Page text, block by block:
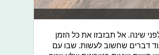
שינה. אל תבזבזו את כל הזמן
דברים שחשוב לעשות. שבו עם